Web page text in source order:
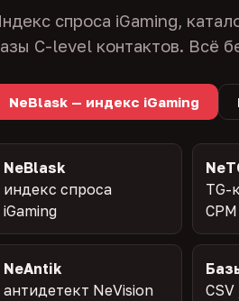
спроса iGaming,
C-level контактов. Всё
NeBlask — индекс iGaming
NeBlask
индекс спроса
iGaming
TG-
CPM
NeAntik
антидетект NeVision